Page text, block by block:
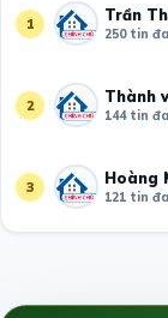
1 Trần
250 tin
2 Thành
144 tin
3 Hoàng
121 tin